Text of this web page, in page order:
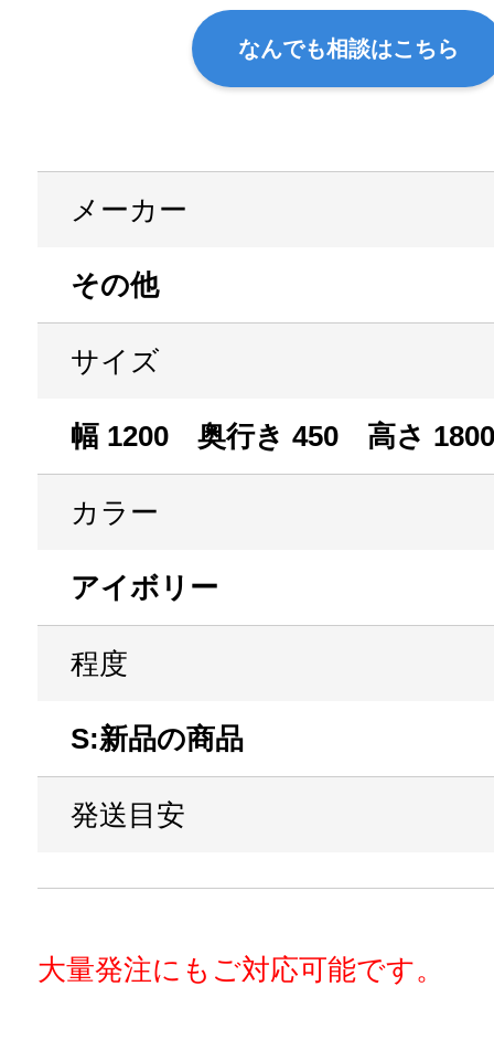
なんでも相談はこちら
メーカー
その他
サイズ
幅 1200 奥行き 450 高さ 1800
カラー
アイボリー
程度
S:新品の商品
発送目安
大量発注にもご対応可能です。